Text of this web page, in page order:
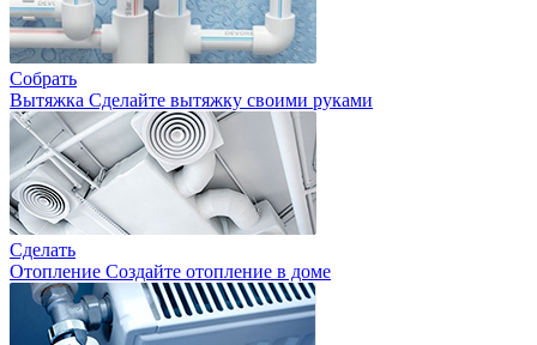
Собрать
Вытяжка Сделайте вытяжку своими руками
Сделать
Отопление Создайте отопление в доме